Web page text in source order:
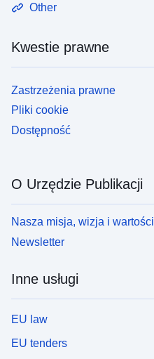
Other
Kwestie prawne
Zastrzeżenia prawne
Pliki cookie
Dostępność
O Urzędzie Publikacji
Nasza misja, wizja i wartości
Newsletter
Inne usługi
EU law
EU tenders